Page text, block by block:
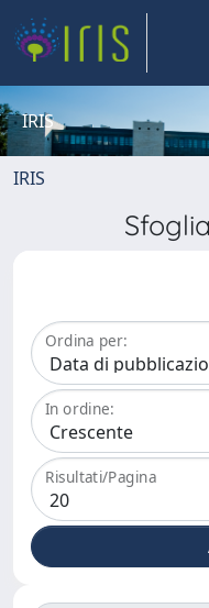
IRIS
IRIS
Ordina per:
In ordine:
Risultati/Pagina